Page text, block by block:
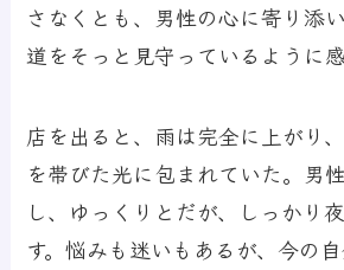
さなくとも、男性の心に寄り添
道をそっと見守っているように感
店を出ると、雨は完全に上がり
を帯びた光に包まれていた。男
し、ゆっくりとだが、しっかり
す。悩みも迷いもあるが、今の